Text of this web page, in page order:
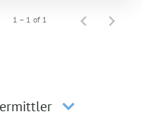
1 – 1 of 1